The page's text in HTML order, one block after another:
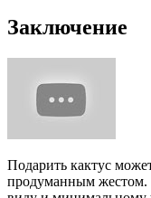
Заключение
Подарить кактус
продуманным жестом.